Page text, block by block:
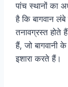
पांच स्थानों का
है कि बागवान
तनावग्रस्त होते
हैं, जो बागवानी
इशारा करते हैं।